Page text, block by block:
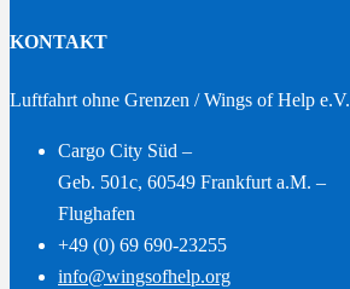
KONTAKT
Luftfahrt ohne Grenzen / Wings of Help e.V.
Cargo City Süd –
Geb. 501c, 60549 Frankfurt a.M. –
Flughafen
+49 (0) 69 690-23255
info@wingsofhelp.org